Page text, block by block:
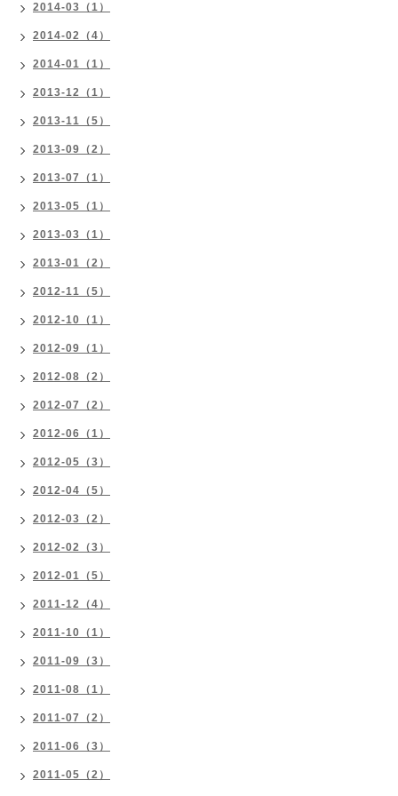
2014-03（1）
2014-02（4）
2014-01（1）
2013-12（1）
2013-11（5）
2013-09（2）
2013-07（1）
2013-05（1）
2013-03（1）
2013-01（2）
2012-11（5）
2012-10（1）
2012-09（1）
2012-08（2）
2012-07（2）
2012-06（1）
2012-05（3）
2012-04（5）
2012-03（2）
2012-02（3）
2012-01（5）
2011-12（4）
2011-10（1）
2011-09（3）
2011-08（1）
2011-07（2）
2011-06（3）
2011-05（2）